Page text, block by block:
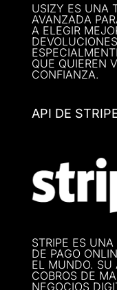
USIZY ES UNA
AVANZADA
A ELEGIR
QUE QUIEREN
CONFIANZA.
API DE
STRIPE ES
DE PAGO
EL MUNDO. SU
COBROS DE
NEGOCIOS